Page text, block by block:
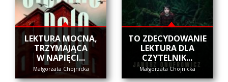
​LEKTURA MOCNA,
TRZYMAJĄCA
W NAPIĘCI...
Małgorzata Chojnicka
​TO ZDECYDOWANIE
LEKTURA DLA
CZYTELNIK...
Małgorzata Chojnicka